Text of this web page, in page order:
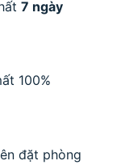
7 ngày
100%
đặt phòng